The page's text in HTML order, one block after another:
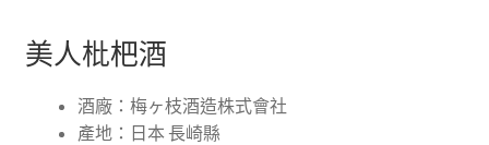
美人枇杷酒
酒廠：梅ヶ枝酒造株式會社
產地：日本 長崎縣